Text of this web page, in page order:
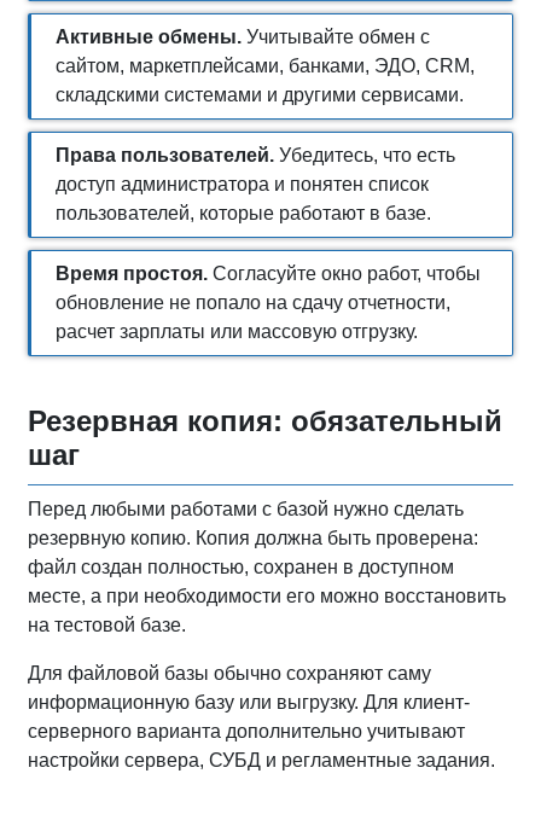
Активные обмены. Учитывайте обмен с
сайтом, маркетплейсами, банками, ЭДО, CRM,
складскими системами и другими сервисами.
Права пользователей. Убедитесь, что есть
доступ администратора и понятен список
пользователей, которые работают в базе.
Время простоя. Согласуйте окно работ, чтобы
обновление не попало на сдачу отчетности,
расчет зарплаты или массовую отгрузку.
Резервная копия: обязательный
шаг
Перед любыми работами с базой нужно сделать
резервную копию. Копия должна быть проверена:
файл создан полностью, сохранен в доступном
месте, а при необходимости его можно восстановить
на тестовой базе.
Для файловой базы обычно сохраняют саму
информационную базу или выгрузку. Для клиент-
серверного варианта дополнительно учитывают
настройки сервера, СУБД и регламентные задания.